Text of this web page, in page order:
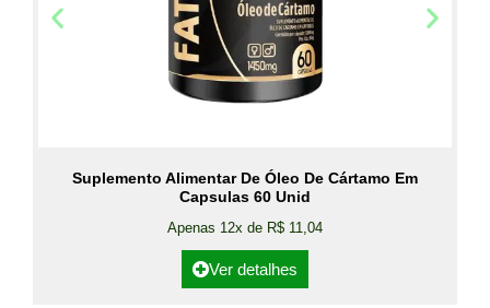
Suplemento Alimentar De Óleo De Cártamo Em
Capsulas 60 Unid
Apenas 12x de R$ 11,04
Ver detalhes